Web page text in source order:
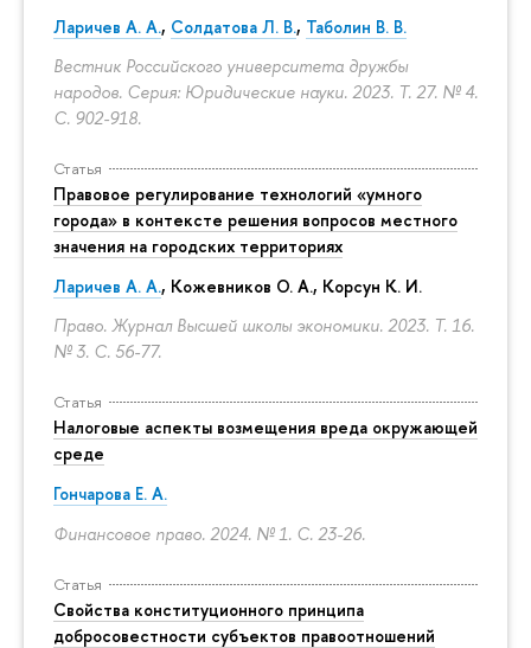
Ларичев А. А., Солдатова Л. В., Таболин В. В.
Вестник Российского университета дружбы
народов. Серия: Юридические науки. 2023. Т. 27. № 4.
С. 902-918.
Статья
Правовое регулирование технологий «умного
города» в контексте решения вопросов местного
значения на городских территориях
Ларичев А. А., Кожевников О. А., Корсун К. И.
Право. Журнал Высшей школы экономики. 2023. Т. 16.
№ 3. С. 56-77.
Статья
Налоговые аспекты возмещения вреда окружающей
среде
Гончарова Е. А.
Финансовое право. 2024. № 1. С. 23-26.
Статья
Свойства конституционного принципа
добросовестности субъектов правоотношений